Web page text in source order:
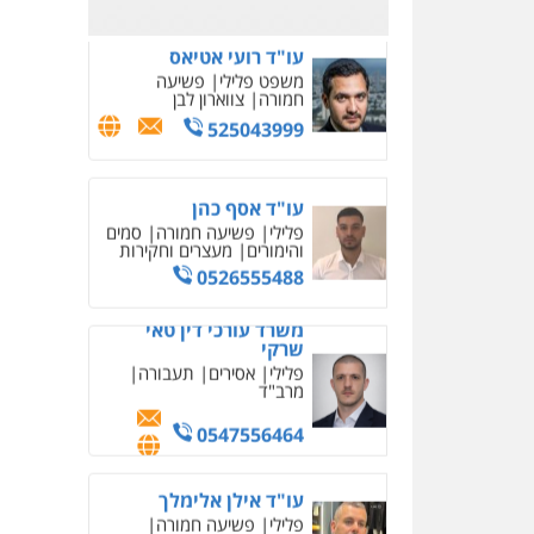
משרד עורכי דין טאי
שרקי
פלילי אסירים תעבורה
מרב"ד
עו"ד אילן אלימלך
פלילי פשיעה חמורה
תעבורה אסירים
0522992110
עו"ד שאדי נאטור
פלילי פשיעה חמורה
0509230800
משרד עורכי דין פארס
פלאח